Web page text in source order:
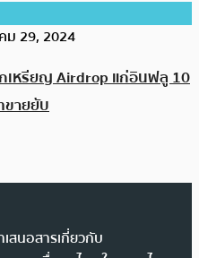
ม 29, 2024
หรียญ Airdrop แก่อินฟลู 10
ขายยับ
สนอสารเกี่ยวกับ